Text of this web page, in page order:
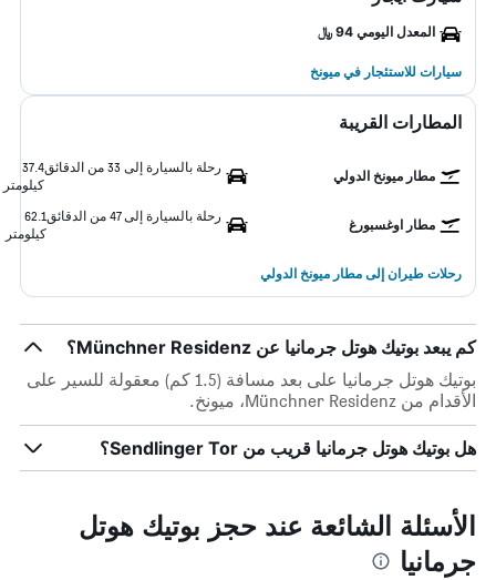
المعدل اليومي 94 ﷼
سيارات للاستئجار في ميونخ
المطارات القريبة
مطار ميونخ الدولي
رحلة بالسيارة إلى 33 من الدقائق
37.4
كيلومتر
مطار اوغسبورغ
رحلة بالسيارة إلى 47 من الدقائق
62.1
كيلومتر
رحلات طيران إلى مطار ميونخ الدولي
كم يبعد بوتيك هوتل جرمانيا عن Münchner Residenz؟
بوتيك هوتل جرمانيا على بعد مسافة (1.5 كم) معقولة للسير على
الأقدام من Münchner Residenz، ميونخ.
هل بوتيك هوتل جرمانيا قريب من Sendlinger Tor؟
الأسئلة الشائعة عند حجز بوتيك هوتل
جرمانيا